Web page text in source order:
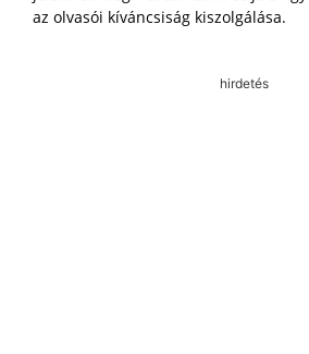
az olvasói kíváncsiság kiszolgálása.
hirdetés